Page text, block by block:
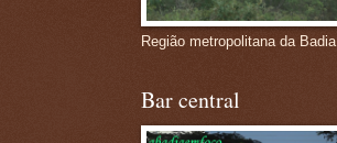
Região metropolitana da Badia
Bar central